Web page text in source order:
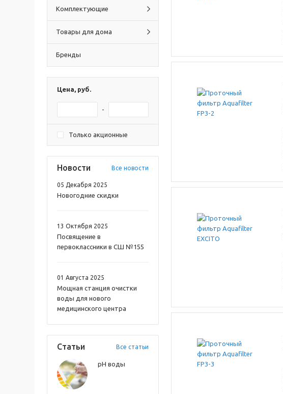
Комплектующие
Товары для дома
Бренды
Цена, руб.
-
Только акционные
Новости Все новости
05 Декабря 2025
Новогодние скидки
13 Октября 2025
Посвящение в
первоклассники в СШ №155
01 Августа 2025
Мощная станция очистки
воды для нового
медицинского центра
Статьи Все статьи
pH воды